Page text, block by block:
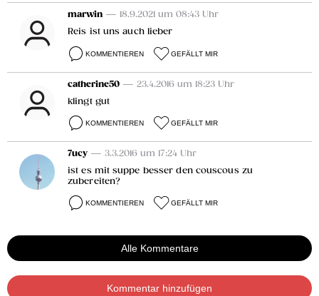
marwin — 18.9.2021 um 08:43 Uhr
Reis ist uns auch lieber
KOMMENTIEREN GEFÄLLT MIR
catherine50 — 23.4.2016 um 18:23 Uhr
klingt gut
KOMMENTIEREN GEFÄLLT MIR
7ucy — 3.3.2016 um 17:24 Uhr
ist es mit suppe besser den couscous zu
zubereiten?
KOMMENTIEREN GEFÄLLT MIR
Alle Kommentare
Kommentar hinzufügen